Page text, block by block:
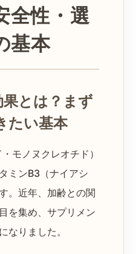
全性・選
基本
とは？まず
たい基本
モノヌクレオチド）
ミンB3（ナイアシ
。近年、加齢との関
を集め、サプリメン
なりました。